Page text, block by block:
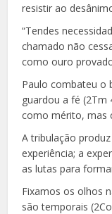
resistir ao
“Tendes
chamado não
como ouro
Paulo combateu o
guardou a fé (2Tm
como mérito, mas
A tribulação
experiência; a
as lutas para
Fixamos os olhos
são temporais